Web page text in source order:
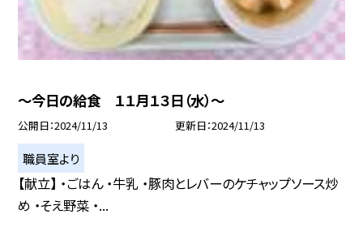
〜今日の給食 １１月１３日（水）〜
公開日 2024/11/13 更新日 2024/11/13
職員室より
【献立】 ・ごはん ・牛乳 ・豚肉とレバーのケチャップソース炒
め ・そえ野菜 ・...